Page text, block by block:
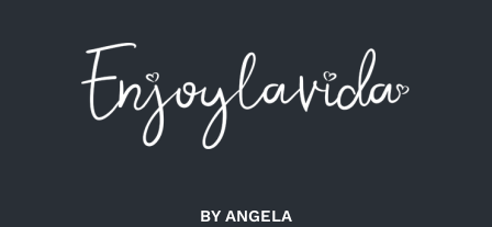
BY ANGELA